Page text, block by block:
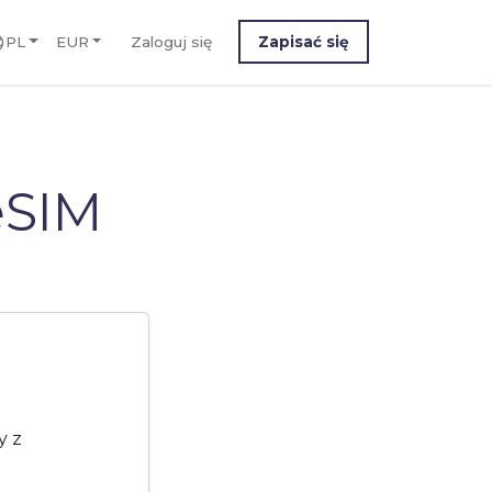
PL EUR Zaloguj się Zapisać się
z